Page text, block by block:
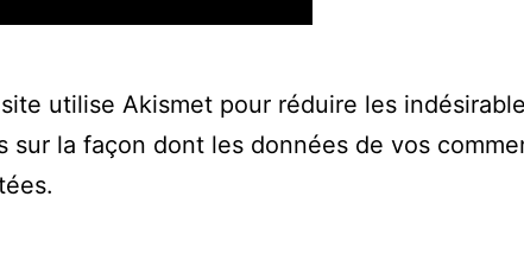
utilise Akismet pour réduire les
sur la façon dont les données de vos
.